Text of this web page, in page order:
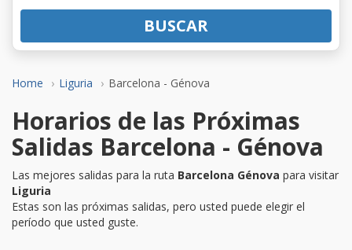
Home Liguria Barcelona - Génova
BUSCAR
Horarios de las Próximas
Salidas Barcelona - Génova
Las mejores salidas para la ruta Barcelona Génova para visitar
Liguria
Estas son las próximas salidas, pero usted puede elegir el
período que usted guste.